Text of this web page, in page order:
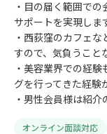
・目の届く範囲で
サポートを実現しま
・西荻窪のカフェ
すので、気負うこと
・美容業界での経
グを行ってきた経験
・男性会員様は紹
オンライン面談対応